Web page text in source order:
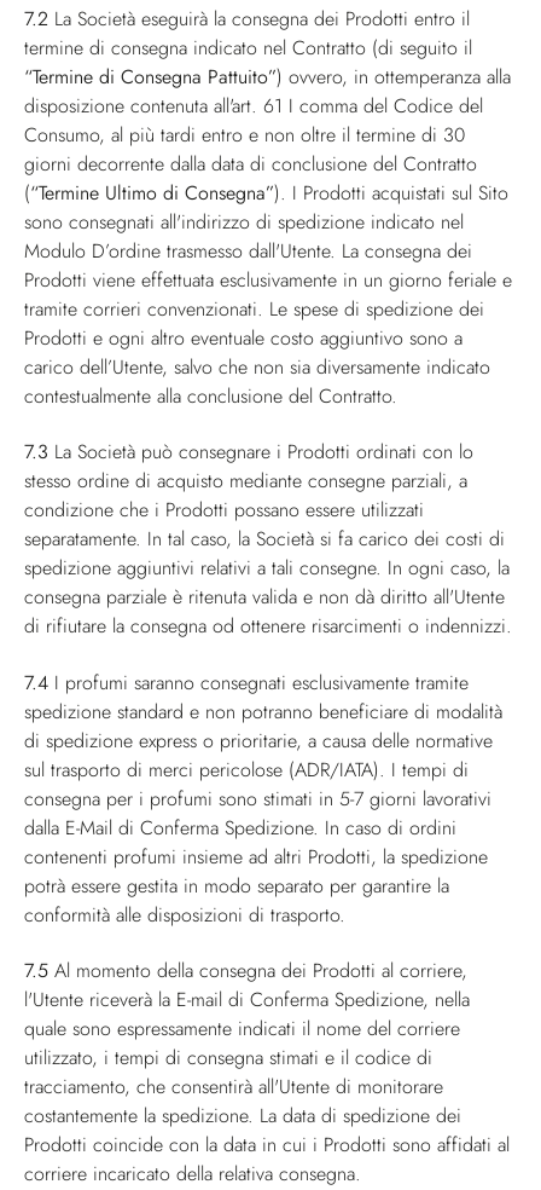
7.2 La Società eseguirà la consegna dei Prodotti entro il
termine di consegna indicato nel Contratto (di seguito il
“Termine di Consegna Pattuito”) ovvero, in ottemperanza alla
disposizione contenuta all'art. 61 I comma del Codice del
Consumo, al più tardi entro e non oltre il termine di 30
giorni decorrente dalla data di conclusione del Contratto
(“Termine Ultimo di Consegna”). I Prodotti acquistati sul Sito
sono consegnati all'indirizzo di spedizione indicato nel
Modulo D’ordine trasmesso dall'Utente. La consegna dei
Prodotti viene effettuata esclusivamente in un giorno feriale e
tramite corrieri convenzionati. Le spese di spedizione dei
Prodotti e ogni altro eventuale costo aggiuntivo sono a
carico dell’Utente, salvo che non sia diversamente indicato
contestualmente alla conclusione del Contratto.
7.3 La Società può consegnare i Prodotti ordinati con lo
stesso ordine di acquisto mediante consegne parziali, a
condizione che i Prodotti possano essere utilizzati
separatamente. In tal caso, la Società si fa carico dei costi di
spedizione aggiuntivi relativi a tali consegne. In ogni caso, la
consegna parziale è ritenuta valida e non dà diritto all'Utente
di rifiutare la consegna od ottenere risarcimenti o indennizzi.
7.4 I profumi saranno consegnati esclusivamente tramite
spedizione standard e non potranno beneficiare di modalità
di spedizione express o prioritarie, a causa delle normative
sul trasporto di merci pericolose (ADR/IATA). I tempi di
consegna per i profumi sono stimati in 5-7 giorni lavorativi
dalla E-Mail di Conferma Spedizione. In caso di ordini
contenenti profumi insieme ad altri Prodotti, la spedizione
potrà essere gestita in modo separato per garantire la
conformità alle disposizioni di trasporto.
7.5 Al momento della consegna dei Prodotti al corriere,
l'Utente riceverà la E-mail di Conferma Spedizione, nella
quale sono espressamente indicati il nome del corriere
utilizzato, i tempi di consegna stimati e il codice di
tracciamento, che consentirà all'Utente di monitorare
costantemente la spedizione. La data di spedizione dei
Prodotti coincide con la data in cui i Prodotti sono affidati al
corriere incaricato della relativa consegna.